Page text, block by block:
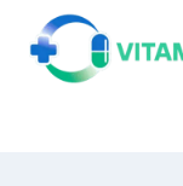
Saltar
contenido